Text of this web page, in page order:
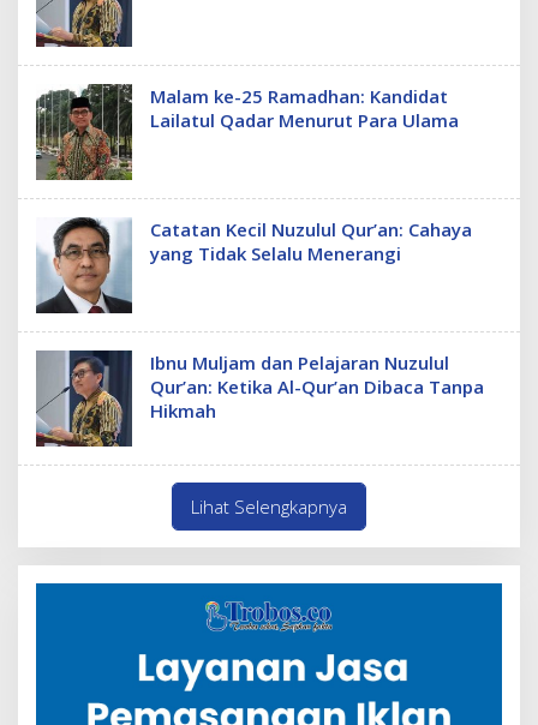
Malam ke-25 Ramadhan: Kandidat
Lailatul Qadar Menurut Para Ulama
Catatan Kecil Nuzulul Qur’an: Cahaya
yang Tidak Selalu Menerangi
Ibnu Muljam dan Pelajaran Nuzulul
Qur’an: Ketika Al-Qur’an Dibaca Tanpa
Hikmah
Lihat Selengkapnya